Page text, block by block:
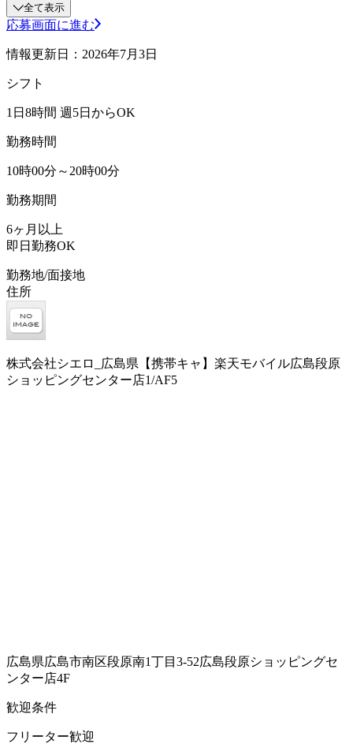
全て表示
応募画面に進む
情報更新日：2026年7月3日
シフト
1日8時間 週5日からOK
勤務時間
10時00分～20時00分
勤務期間
6ヶ月以上
即日勤務OK
勤務地/面接地
住所
株式会社シエロ_広島県【携帯キャ】楽天モバイル広島段原
ショッピングセンター店1/AF5
広島県広島市南区段原南1丁目3-52広島段原ショッピングセ
ンター店4F
歓迎条件
フリーター歓迎